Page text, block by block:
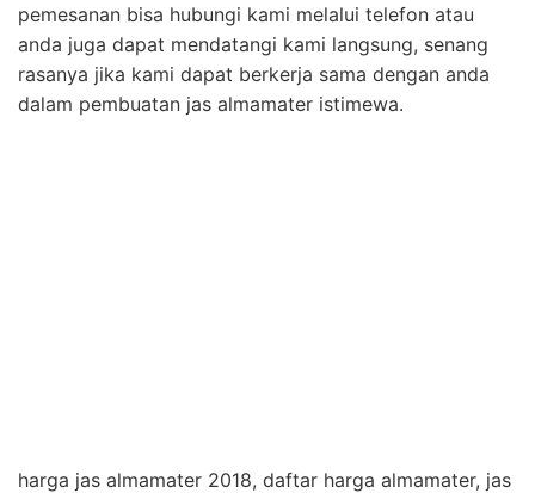
pemesanan bisa hubungi kami melalui telefon atau
anda juga dapat mendatangi kami langsung, senang
rasanya jika kami dapat berkerja sama dengan anda
dalam pembuatan jas almamater istimewa.
harga jas almamater 2018, daftar harga almamater, jas